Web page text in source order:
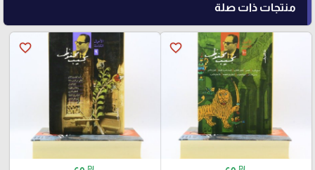
منتجات ذات صلة
favorite_border
₪
favorite_border
₪